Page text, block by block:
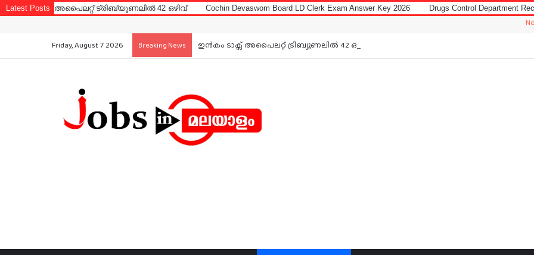
Latest Postsട്രിബ്യൂണലിൽ 42 ഒഴിവ് Cochin Devaswom Board LD Clerk Exam Answer Key 2026 Drugs Control Department Recruitment 2026
Notice: Jobs
Friday, August 7 2026
Breaking News ഇൻകം ടാക്സ് അപൈലറ്റ് ട്രിബ്യൂണലിൽ 42 ഒഴിവ്